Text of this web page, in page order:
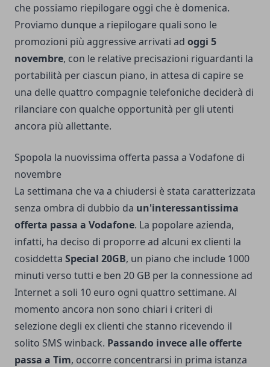
che possiamo riepilogare oggi che è domenica.
Proviamo dunque a riepilogare quali sono le
promozioni più aggressive arrivati ad oggi 5
novembre, con le relative precisazioni riguardanti la
portabilità per ciascun piano, in attesa di capire se
una delle quattro compagnie telefoniche deciderà di
rilanciare con qualche opportunità per gli utenti
ancora più allettante.
Spopola la nuovissima offerta passa a Vodafone di
novembre
La settimana che va a chiudersi è stata caratterizzata
senza ombra di dubbio da un'interessantissima
offerta passa a Vodafone. La popolare azienda,
infatti, ha deciso di proporre ad alcuni ex clienti la
cosiddetta Special 20GB, un piano che include 1000
minuti verso tutti e ben 20 GB per la connessione ad
Internet a soli 10 euro ogni quattro settimane. Al
momento ancora non sono chiari i criteri di
selezione degli ex clienti che stanno ricevendo il
solito SMS winback. Passando invece alle offerte
passa a Tim, occorre concentrarsi in prima istanza